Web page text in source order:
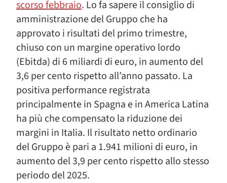
scorso febbraio. Lo fa sapere il consiglio di
amministrazione del Gruppo che ha
approvato i risultati del primo trimestre,
chiuso con un margine operativo lordo
(Ebitda) di 6 miliardi di euro, in aumento del
3,6 per cento rispetto all’anno passato. La
positiva performance registrata
principalmente in Spagna e in America Latina
ha più che compensato la riduzione dei
margini in Italia. Il risultato netto ordinario
del Gruppo è pari a 1.941 milioni di euro, in
aumento del 3,9 per cento rispetto allo stesso
periodo del 2025.